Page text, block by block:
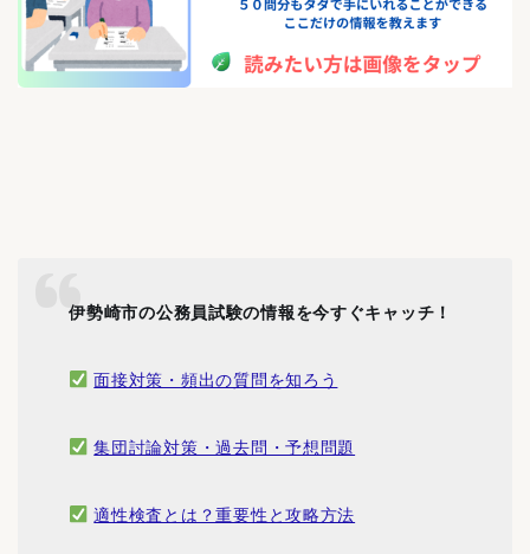
伊勢崎市の公務員試験の情報を今すぐキャッチ！
面接対策・頻出の質問を知ろう
集団討論対策・過去問・予想問題
適性検査とは？重要性と攻略方法